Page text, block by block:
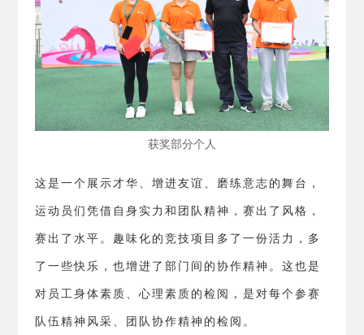
获奖部分个人
这是一个展示才华、增进友谊、磨练意志的舞台，
运动员们凭借自身实力和团队精神，赛出了风格，
赛出了水平。趣味化的竞技项目多了一份活力，多
了一些快乐，也增进了部门间的协作精神。这也是
对员工身体素质、心理素质的检阅，是对每个参赛
队伍精神风采、团队协作精神的检阅。